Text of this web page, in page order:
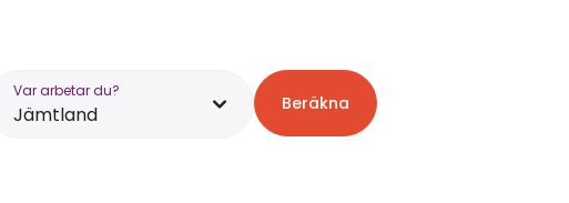
Var arbetar du?
Jämtland Beräkna